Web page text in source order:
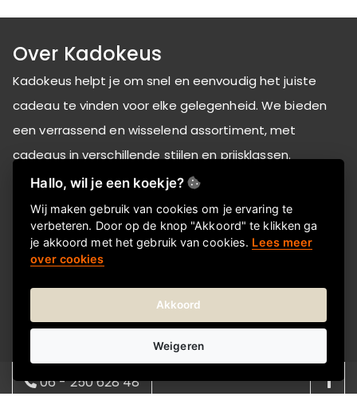
Over Kadokeus
Kadokeus helpt je om snel en eenvoudig het juiste
cadeau te vinden voor elke gelegenheid. We bieden
een verrassend en wisselend assortiment, met
cadeaus in verschillende stijlen en prijsklassen.
Bestellen gaat makkelijk online en je kunt het cadeau
direct laten bezorgen bij de ontvanger-thuis of op het
werk. Zo regel je zonder gedoe een attent en passend
cadeau.
Informatie
Privacyverklaring
06 - 250 628 48
Hallo, wil je een koekje?
Wij maken gebruik van cookies om je ervaring te
verbeteren. Door op de knop "Akkoord" te klikken ga
je akkoord met het gebruik van cookies. Lees meer
over cookies
Akkoord
Weigeren